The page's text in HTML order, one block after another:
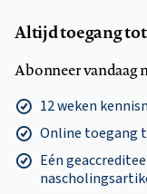
Altijd toegang
Abonneer vandaag
12 weken
Online toegang
Eén